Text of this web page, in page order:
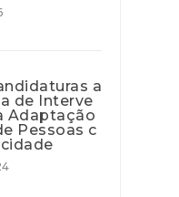
a
de Interve
Adaptação
Pessoas c